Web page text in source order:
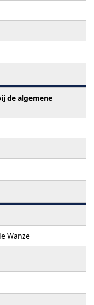
de algemene
Wanze